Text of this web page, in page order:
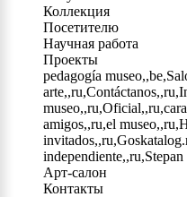
Коллекция
Посетителю
Научная работа
Проекты
pedagogía
amigos,,ru,el
Арт-салон
Контакты